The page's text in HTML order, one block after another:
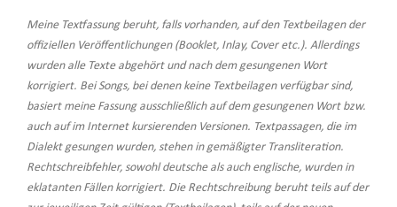
Meine Textfassung beruht, falls vorhanden, auf den Textbeilagen der
offiziellen Veröffentlichungen (Booklet, Inlay, Cover etc.). Allerdings
wurden alle Texte abgehört und nach dem gesungenen Wort
korrigiert. Bei Songs, bei denen keine Textbeilagen verfügbar sind,
basiert meine Fassung ausschließlich auf dem gesungenen Wort bzw.
auch auf im Internet kursierenden Versionen. Textpassagen, die im
Dialekt gesungen wurden, stehen in gemäßigter Transliteration.
Rechtschreibfehler, sowohl deutsche als auch englische, wurden in
eklatanten Fällen korrigiert. Die Rechtschreibung beruht teils auf der